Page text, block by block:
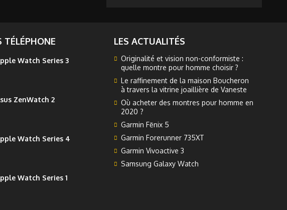
TÉLÉPHONE
Watch Series 3
ZenWatch 2
Watch Series 4
Watch Series 1
LES ACTUALITÉS
Originalité et vision non-conformiste :
quelle montre pour homme choisir ?
Le raffinement de la maison Boucheron
à travers la vitrine joaillière de Vaneste
Où acheter des montres pour homme en
2020 ?
Garmin Fēnix 5
Garmin Forerunner 735XT
Garmin Vivoactive 3
Samsung Galaxy Watch